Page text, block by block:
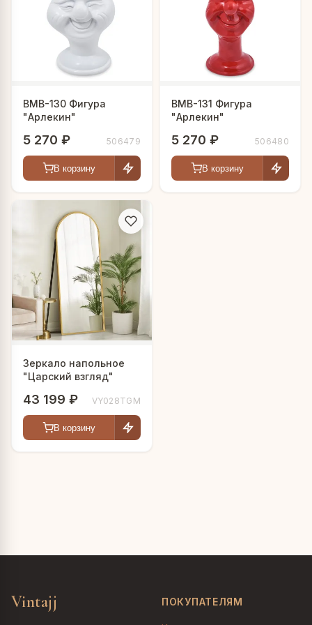
мог найти идеальное отражение своего вкуса.
BMB-130 Фигура
"Арлекин"
5 270 ₽ 506479
В корзину
BMB-131 Фигура
"Арлекин"
5 270 ₽ 506480
В корзину
Зеркало напольное
"Царский взгляд"
43 199 ₽ VY028TGM
В корзину
Vintajj ПОКУПАТЕЛЯМ